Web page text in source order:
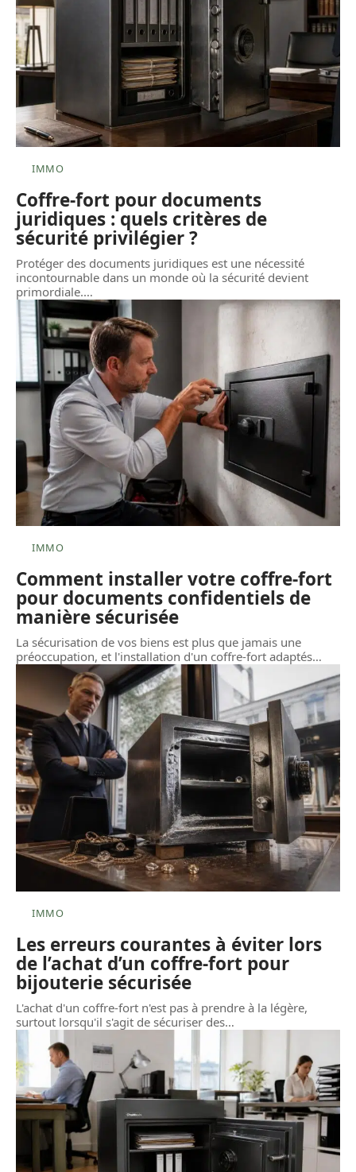
IMMO
Coffre-fort pour documents
juridiques : quels critères de
sécurité privilégier ?
Protéger des documents juridiques est une nécessité
incontournable dans un monde où la sécurité devient
primordiale.…
IMMO
Comment installer votre coffre-fort
pour documents confidentiels de
manière sécurisée
La sécurisation de vos biens est plus que jamais une
préoccupation, et l'installation d'un coffre-fort adaptés…
IMMO
Les erreurs courantes à éviter lors
de l’achat d’un coffre-fort pour
bijouterie sécurisée
L'achat d'un coffre-fort n'est pas à prendre à la légère,
surtout lorsqu'il s'agit de sécuriser des…